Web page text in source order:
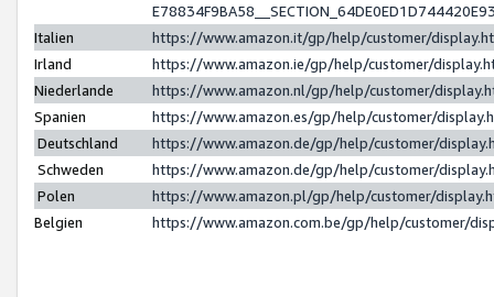
Italien
https://www.amazon.it/gp/help/customer/
Irland
https://www.amazon.ie/gp/help/customer/
Niederlande
https://www.amazon.nl/gp/help/customer/
Spanien
https://www.amazon.es/gp/help/customer/
Deutschland
https://www.amazon.de/gp/help/customer/
Schweden
https://www.amazon.de/gp/help/customer/
Polen
https://www.amazon.pl/gp/help/customer/
Belgien
https://www.amazon.com.be/gp/help/customer/